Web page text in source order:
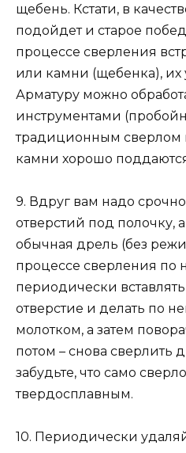
щебень. Кстати, в
подойдет и старое
процессе сверления
или камни (щебенка), их
Арматуру можно
инструментами
традиционным сверлом
камни хорошо
9. Вдруг вам надо
отверстий под полочку,
обычная дрель (без
процессе сверления по
периодически
отверстие и делать по
молотком, а затем
потом – снова сверлить
забудьте, что само
твердосплавным.
10. Периодически